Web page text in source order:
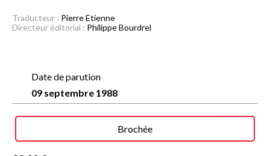
Traducteur : Pierre Etienne
Directeur éditorial : Philippe Bourdrel
Date de parution
09 septembre 1988
Brochée